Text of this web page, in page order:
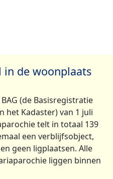
in de woonplaats
(de Basisregistratie
het Kadaster) van 1 juli
telt in totaal 139
een verblijfsobject,
geen ligplaatsen. Alle
liggen binnen